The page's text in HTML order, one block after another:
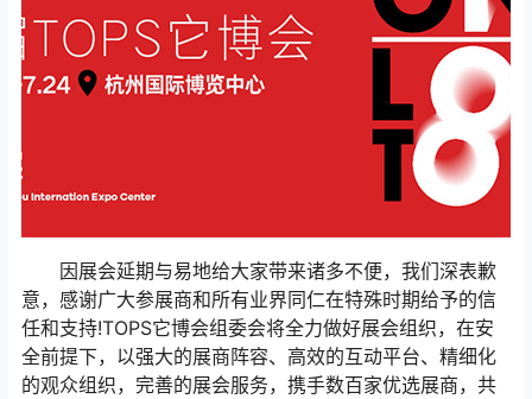
因展会延期与易地给大家带来诸多不便，我们深表歉
意，感谢广大参展商和所有业界同仁在特殊时期给予的信
任和支持!TOPS它博会组委会将全力做好展会组织，在安
全前提下，以强大的展商阵容、高效的互动平台、精细化
的观众组织，完善的展会服务，携手数百家优选展商，共